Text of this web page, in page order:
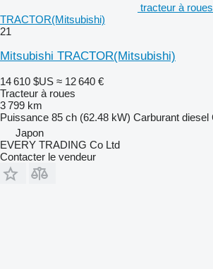
tracteur à
TRACTOR(Mitsubishi)
21
Mitsubishi TRACTOR(Mitsubishi)
14 610 $US ≈ 12 640 €
Tracteur à roues
3 799 km
Puissance 85 ch (62.48 kW) Carburant diesel
Japon
EVERY TRADING Co Ltd
Contacter le vendeur